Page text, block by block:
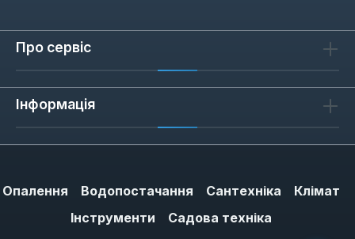
частіше використовують для делікатних
поверхонь, де важлива мінімальна вага.
Гелевий наповнювач: коли він
необхідний
функцію амортизації та зниження тиску на
меніск. Якщо ви стоїте на колінах понад 2
Про сервіс
Інформація
Опалення Водопостачання Сантехніка
Клімат
Інструменти
Садова техніка